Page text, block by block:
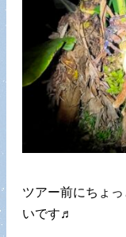
ツアー前にちょ
いです♬